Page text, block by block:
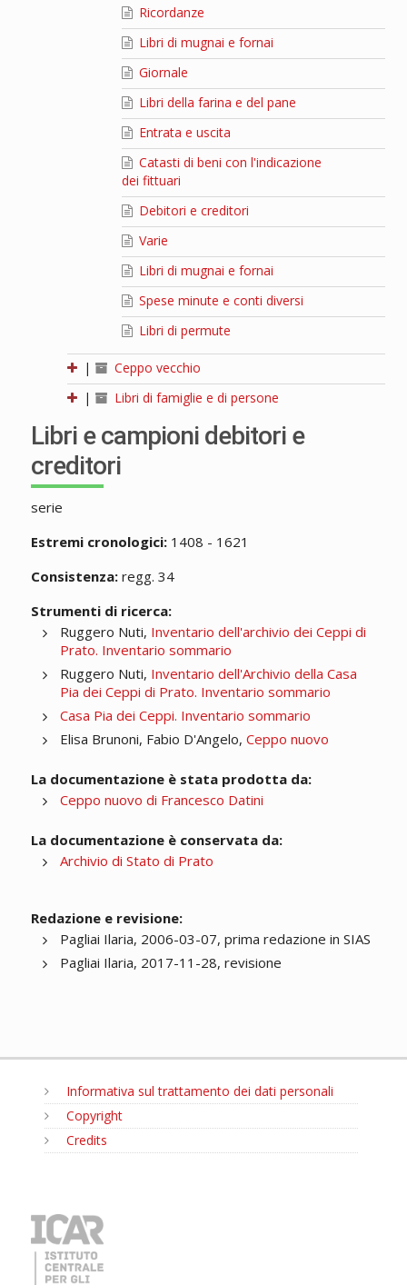
Ricordanze
Libri di mugnai e fornai
Giornale
Libri della farina e del pane
Entrata e uscita
Catasti di beni con l'indicazione
dei fittuari
Debitori e creditori
Varie
Libri di mugnai e fornai
Spese minute e conti diversi
Libri di permute
|
Ceppo vecchio
|
Libri di famiglie e di persone
Libri e campioni debitori e
creditori
serie
Estremi cronologici:1408 - 1621
Consistenza:regg. 34
Strumenti di ricerca:
Ruggero Nuti, Inventario dell'archivio dei Ceppi di
Prato. Inventario sommario
Ruggero Nuti, Inventario dell'Archivio della Casa
Pia dei Ceppi di Prato. Inventario sommario
Casa Pia dei Ceppi. Inventario sommario
Elisa Brunoni, Fabio D'Angelo, Ceppo nuovo
La documentazione è stata prodotta da:
Ceppo nuovo di Francesco Datini
La documentazione è conservata da:
Archivio di Stato di Prato
Redazione e revisione:
Pagliai Ilaria, 2006-03-07, prima redazione in SIAS
Pagliai Ilaria, 2017-11-28, revisione
Informativa sul trattamento dei dati personali
Copyright
Credits